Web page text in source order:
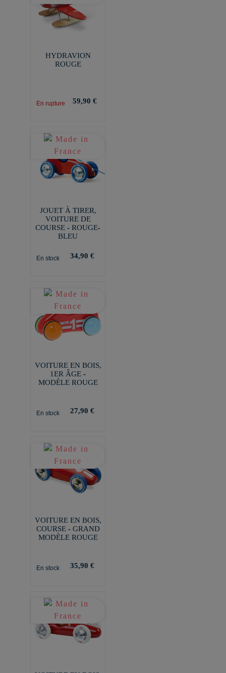
HYDRAVION
ROUGE
En rupture 59,90 €
JOUET À TIRER,
VOITURE DE
COURSE - ROUGE-
BLEU
En stock 34,90 €
VOITURE EN BOIS,
1ER ÂGE -
MODÈLE ROUGE
En stock 27,90 €
VOITURE EN BOIS,
COURSE - GRAND
MODÈLE ROUGE
En stock 35,90 €